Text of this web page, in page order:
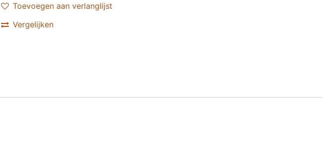
Toevoegen aan verlanglijst
Vergelijken